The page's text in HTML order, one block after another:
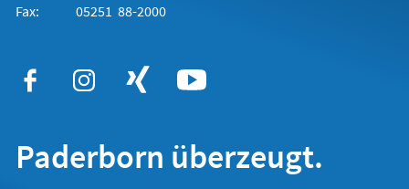
Fax:
05251 88-2000
Paderborn überzeugt.